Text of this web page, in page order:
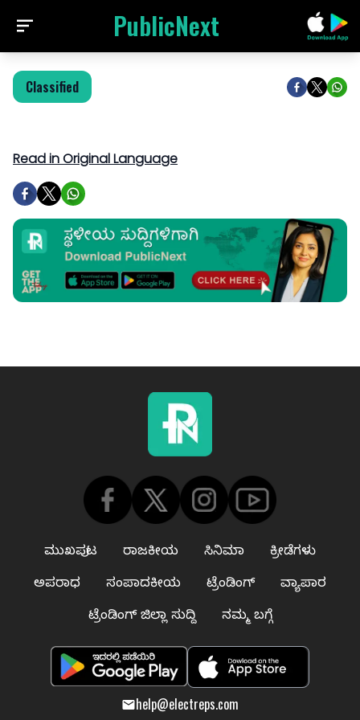
PublicNext
Classified
Read in Original Language
ಮುಖಪುಟ ರಾಜಕೀಯ ಸಿನಿಮಾ
ಕ್ರೀಡೆಗಳು
ಅಪರಾಧ
ಸಂಪಾದಕೀಯ ಟ್ರೆಂಡಿಂಗ್
ವ್ಯಾಪಾರ
ಟ್ರೆಂಡಿಂಗ್ ಜಿಲ್ಲಾ ಸುದ್ದಿ
ನಮ್ಮ ಬಗ್ಗೆ
help@electreps.com